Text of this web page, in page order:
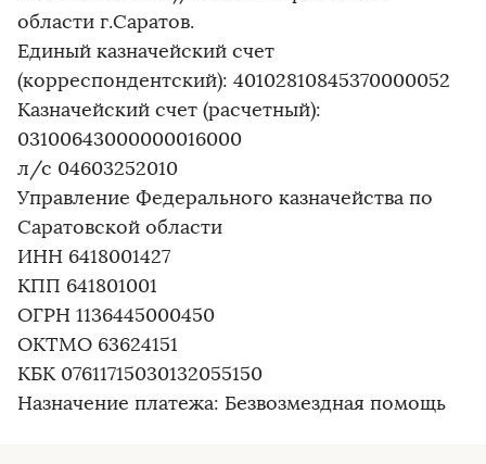
области г.Саратов.
Единый казначейский счет
(корреспондентский): 40102810845370000052
Казначейский счет (расчетный):
03100643000000016000
л/с 04603252010
Управление Федерального казначейства по
Саратовской области
ИНН 6418001427
КПП 641801001
ОГРН 1136445000450
OKTMO 63624151
КБК 07611715030132055150
Назначение платежа: Безвозмездная помощь